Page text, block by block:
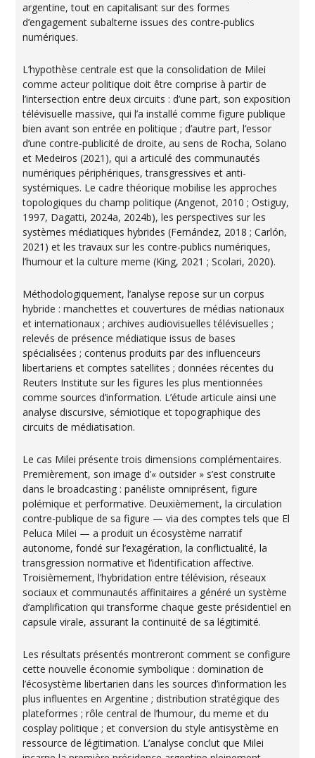
argentine, tout en capitalisant sur des formes
d’engagement subalterne issues des contre-publics
numériques.
L’hypothèse centrale est que la consolidation de Milei
comme acteur politique doit être comprise à partir de
l’intersection entre deux circuits : d’une part, son exposition
télévisuelle massive, qui l’a installé comme figure publique
bien avant son entrée en politique ; d’autre part, l’essor
d’une contre-publicité de droite, au sens de Rocha, Solano
et Medeiros (2021), qui a articulé des communautés
numériques périphériques, transgressives et anti-
systémiques. Le cadre théorique mobilise les approches
topologiques du champ politique (Angenot, 2010 ; Ostiguy,
1997, Dagatti, 2024a, 2024b), les perspectives sur les
systèmes médiatiques hybrides (Fernández, 2018 ; Carlón,
2021) et les travaux sur les contre-publics numériques,
l’humour et la culture meme (King, 2021 ; Scolari, 2020).
Méthodologiquement, l’analyse repose sur un corpus
hybride : manchettes et couvertures de médias nationaux
et internationaux ; archives audiovisuelles télévisuelles ;
relevés de présence médiatique issus de bases
spécialisées ; contenus produits par des influenceurs
libertariens et comptes satellites ; données récentes du
Reuters Institute sur les figures les plus mentionnées
comme sources d’information. L’étude articule ainsi une
analyse discursive, sémiotique et topographique des
circuits de médiatisation.
Le cas Milei présente trois dimensions complémentaires.
Premièrement, son image d’« outsider » s’est construite
dans le broadcasting : panéliste omniprésent, figure
polémique et performative. Deuxièmement, la circulation
contre-publique de sa figure — via des comptes tels que El
Peluca Milei — a produit un écosystème narratif
autonome, fondé sur l’exagération, la conflictualité, la
transgression normative et l’identification affective.
Troisièmement, l’hybridation entre télévision, réseaux
sociaux et communautés affinitaires a généré un système
d’amplification qui transforme chaque geste présidentiel en
capsule virale, assurant la continuité de sa légitimité.
Les résultats présentés montreront comment se configure
cette nouvelle économie symbolique : domination de
l’écosystème libertarien dans les sources d’information les
plus influentes en Argentine ; distribution stratégique des
plateformes ; rôle central de l’humour, du meme et du
cosplay politique ; et conversion du style antisystème en
ressource de légitimation. L’analyse conclut que Milei